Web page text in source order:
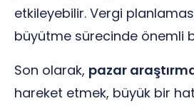
etkileyebilir. Vergi
büyütme sürecinde önemli
Son olarak, pazar
hareket etmek, büyük bir